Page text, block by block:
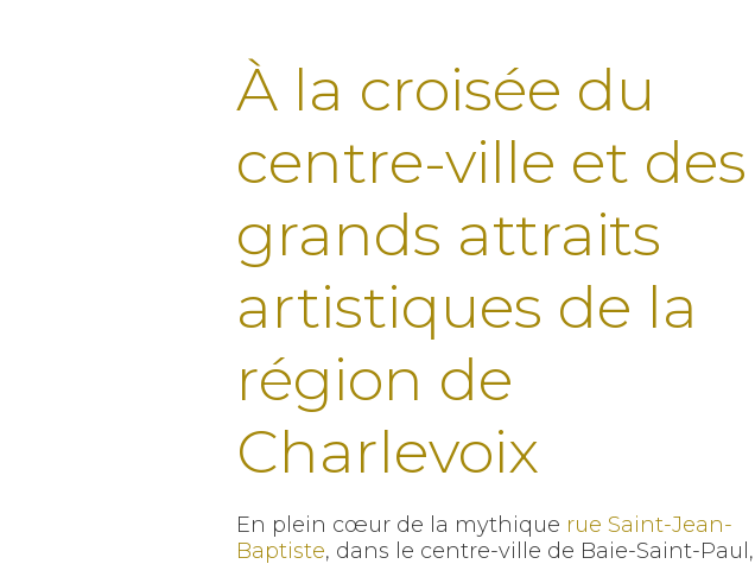
À la croisée du
centre-ville et des
grands attraits
artistiques de la
région de
Charlevoix
En plein cœur de la mythique rue Saint-Jean-
Baptiste, dans le centre-ville de Baie-Saint-Paul,